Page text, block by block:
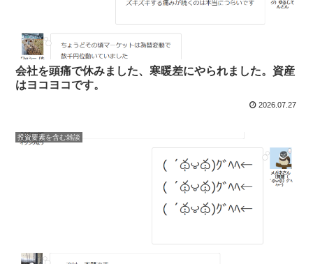
会社を頭痛で休みました、寒暖差にやられました。資産
はヨコヨコです。
2026.07.27
投資要素を含む雑談